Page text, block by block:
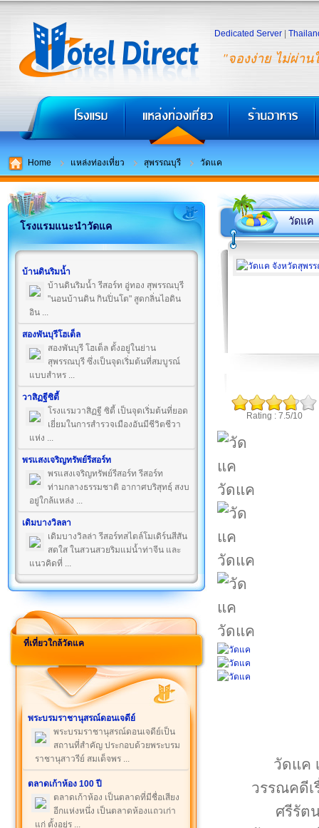
"จองง่าย ไม่ผ่าน
Dedicated Server
Home แหล่งท่องเที่ยว สุพรรณบุรี วัดแค
โรงแรมแนะนำวัดแค
บ้านดินริมน้ำ
บ้านดินริมน้ำ รีสอร์ท อู่ทอง สุพรรณบุรี
"นอนบ้านดิน กินปิ่นโต" สูดกลิ่นไอดิน
อิน ...
สองพันบุรีโฮเต็ล
สองพันบุรี โฮเต็ล ตั้งอยู่ในย่าน
สุพรรณบุรี ซึ่งเป็นจุดเริ่มต้นที่สมบูรณ์
แบบสำหร ...
วาสิฏฐีซิตี้
โรงแรมวาสิฏฐี ซิตี้ เป็นจุดเริ่มต้นที่ยอด
เยี่ยมในการสำรวจเมืองอันมีชีวิตชีวา
แห่ง ...
พรแสงเจริญทรัพย์รีสอร์ท
พรแสงเจริญทรัพย์รีสอร์ท รีสอร์ท
ท่ามกลางธรรมชาติ อากาศบริสุทธฺ์ สงบ
อยู่ใกล้แหล่ง ...
เดิมบางวิลลา
เดิมบางวิลล่า รีสอร์ทสไตล์โมเดิร์นสีสัน
สดใส ในสวนสวยริมแม่น้ำท่าจีน และ
แนวคิดที่ ...
ที่เที่ยวใกล้วัดแค
พระบรมราชานุสรณ์ดอนเจดีย์
พระบรมราชานุสรณ์ดอนเจดีย์เป็น
สถานที่สำคัญ ประกอบด้วยพระบรม
ราชานุสาวรีย์ สมเด็จพร ...
ตลาดเก้าห้อง 100 ปี
ตลาดเก้าห้อง เป็นตลาดที่มีชื่อเสียง
อีกแห่งหนึ่ง เป็นตลาดห้องแถวเก่า
แก่ ตั้งอยู่ร ...
วัดแค
Rating : 7.5/10
วัดแค
วัดแค
วัดแค
วัดแค
วรรณคดีเ
ศรีรัต